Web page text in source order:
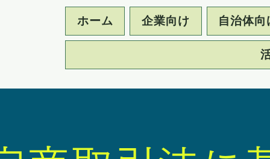
ホーム 企業向け 自治体向